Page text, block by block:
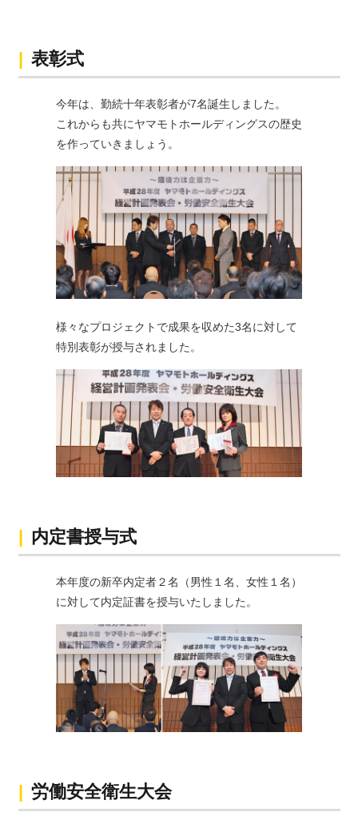
表彰式
今年は、勤続十年表彰者が7名誕生しました。
これからも共にヤマモトホールディングスの歴史
を作っていきましょう。
様々なプロジェクトで成果を収めた3名に対して
特別表彰が授与されました。
内定書授与式
本年度の新卒内定者２名（男性１名、女性１名）
に対して内定証書を授与いたしました。
労働安全衛生大会